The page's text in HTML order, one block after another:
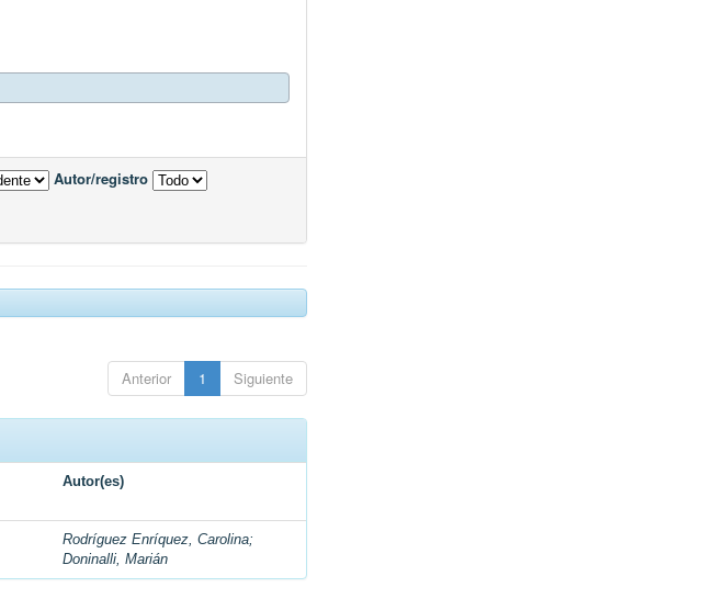
Autor/registro
Anterior 1 Siguiente
Autor(es)
Rodríguez Enríquez, Carolina;
Doninalli, Marián